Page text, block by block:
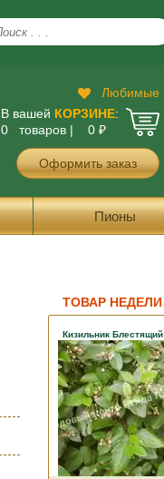
Любимые
В вашей КОРЗИНЕ:
0 товаров |
0 ₽
Оформить заказ
Пионы
ТОВАР НЕДЕЛИ
Кизильник Блестящий